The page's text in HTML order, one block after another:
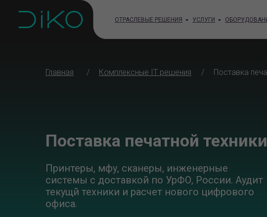
УСЛУГИ
ОТРАСЛЕВЫЕ РЕШЕНИЯ
Главная Комплексные IT решения
/ Поставка
/
Поставка печатной техники
Принтеры, мфу, сканеры, инженерные
системы с доставкой по УрФО, России. Аудит
текущй техники и расчет нового цифрового
офиса.